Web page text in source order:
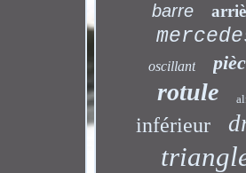
barre
oscillant
rotule
inférieur